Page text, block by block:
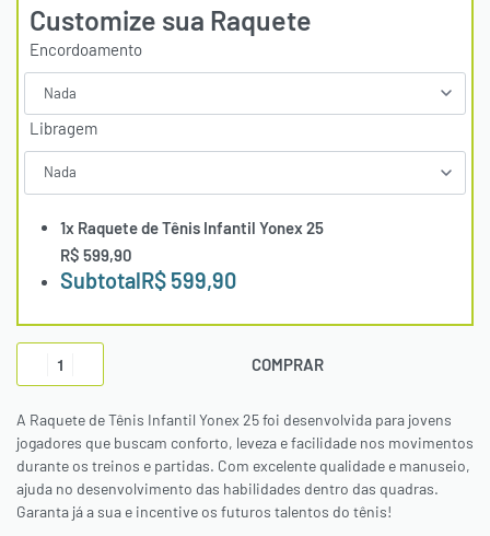
Customize sua Raquete
Encordoamento
Libragem
1x Raquete de Tênis Infantil Yonex 25
R$ 599,90
SubtotalR$ 599,90
COMPRAR
A Raquete de Tênis Infantil Yonex 25 foi desenvolvida para jovens
jogadores que buscam conforto, leveza e facilidade nos movimentos
durante os treinos e partidas. Com excelente qualidade e manuseio,
ajuda no desenvolvimento das habilidades dentro das quadras.
Garanta já a sua e incentive os futuros talentos do tênis!